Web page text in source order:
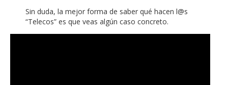
Sin duda, la mejor forma de saber qué hacen l@s
“Telecos” es que veas algún caso concreto.